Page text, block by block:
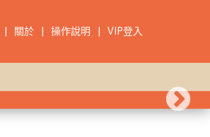
| 關於 | 操作說明 | VIP登入